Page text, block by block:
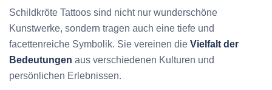
Schildkröte Tattoos sind nicht nur wunderschöne
Kunstwerke, sondern tragen auch eine tiefe und
facettenreiche Symbolik. Sie vereinen die Vielfalt der
Bedeutungen aus verschiedenen Kulturen und
persönlichen Erlebnissen.